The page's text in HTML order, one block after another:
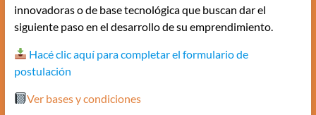
innovadoras o de base tecnológica que buscan dar el
siguiente paso en el desarrollo de su emprendimiento.
Hacé clic aquí para completar el formulario de
postulación
Ver bases y condiciones